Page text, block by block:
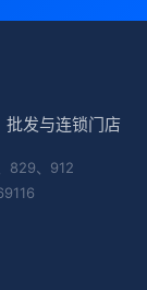
发与连锁门店
829、912